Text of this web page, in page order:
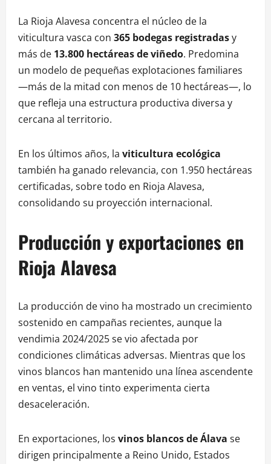
La Rioja Alavesa concentra el núcleo de la
viticultura vasca con 365 bodegas registradasy
más de 13.800 hectáreas de viñedo. Predomina
un modelo de pequeñas explotaciones familiares
—más de la mitad con menos de 10 hectáreas—, lo
que refleja una estructura productiva diversa y
cercana al territorio.
En los últimos años, la viticultura ecológica
también ha ganado relevancia, con 1.950 hectáreas
certificadas, sobre todo en Rioja Alavesa,
consolidando su proyección internacional.
Producción y exportaciones en
Rioja Alavesa
La producción de vino ha mostrado un crecimiento
sostenido en campañas recientes, aunque la
vendimia 2024/2025 se vio afectada por
condiciones climáticas adversas. Mientras que los
vinos blancos han mantenido una línea ascendente
en ventas, el vino tinto experimenta cierta
desaceleración.
En exportaciones, los vinos blancos de Álava se
dirigen principalmente a Reino Unido, Estados